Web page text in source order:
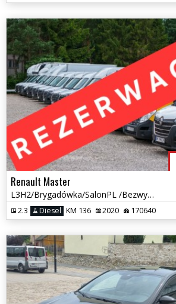
Renault Master
L3H2/Brygadówka/SalonPL /Bezwypadkowy/7osobowy/Gwarancja
2.3 Diesel KM 136 2020 170640